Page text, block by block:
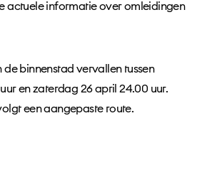
actuele informatie over omleidingen
de binnenstad vervallen tussen
en zaterdag 26 april 24.00 uur.
een aangepaste route.